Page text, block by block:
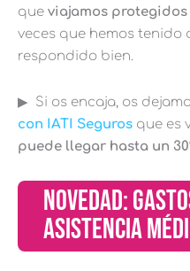
que viajamos
veces que hemos tenido
respondido bien.
▶︎ Si os encaja, os
con IATI Seguros que es
puede llegar hasta un
NOVEDAD:
ASISTENCIA